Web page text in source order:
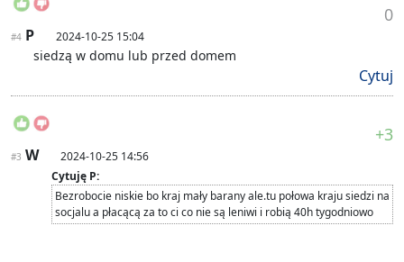
0
#4 P 2024-10-25 15:04
siedzą w domu lub przed domem
Cytuj
+3
#3 W
2024-10-25 14:56
Cytuję P:
Bezrobocie niskie bo kraj mały barany ale.tu połowa kraju siedzi na
socjalu a płacącą za to ci co nie są leniwi i robią 40h tygodniowo